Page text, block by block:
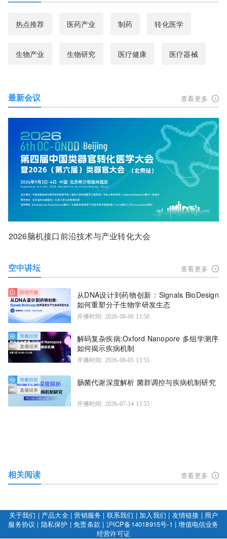
热点推荐 医药产业 制药 转化医学
生物产业 生物研究 医疗健康 医疗器械
最新会议 查看更多
2026脑机接口前沿技术与产业转化大会
空中讲坛 查看更多
从DNA设计到药物创新：Signals BioDesign
如何重塑分子生物学研发生态
开播时间: 2026-08-06 13:58
解码复杂疾病:Oxford Nanopore 多组学测序
如何揭示疾病机制
开播时间: 2026-08-05 13:55
肠菌代谢深度解析 菌群调控与疾病机制研究
开播时间: 2026-07-14 13:55
相关阅读 查看更多
关于我们 | 产品大全|营销服务 | 联系我们 | 加入我们 | 友情链接 | 用户
服务协议 | 隐私保护 |免责条款 | 沪ICP备14018915号-1 |增值电信业务
经营许可证